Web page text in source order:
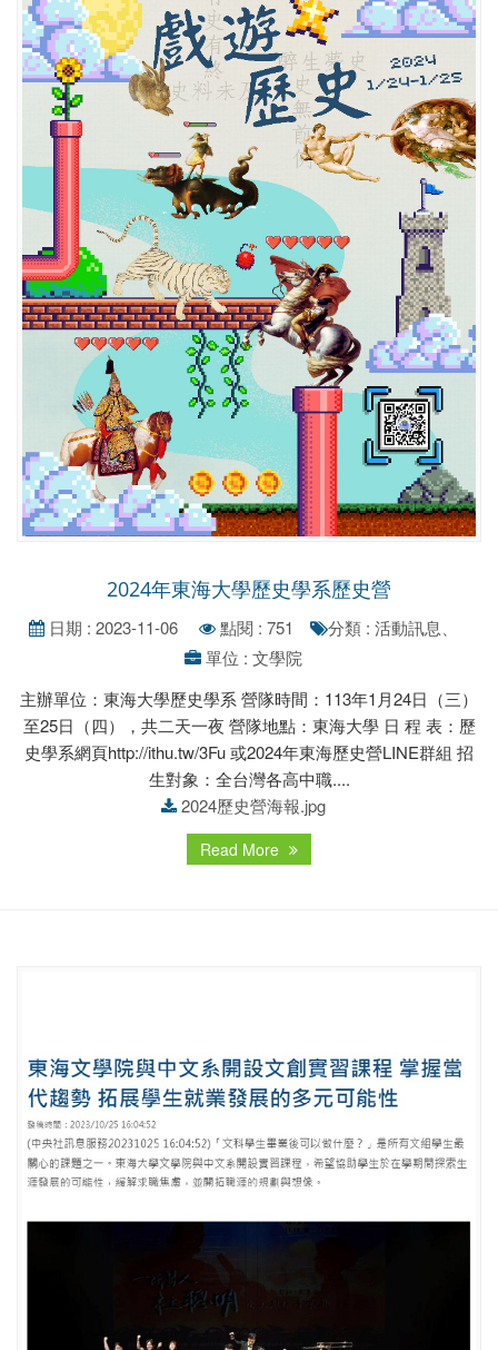
2024年東海大學歷史學系歷史營
日期 : 2023-11-06 點閱 : 751
分類 : 活動訊息、
單位 : 文學院
主辦單位：東海大學歷史學系 營隊時間：113年1月24日（三）
至25日（四），共二天一夜 營隊地點：東海大學 日 程 表：歷
史學系網頁http://ithu.tw/3Fu 或2024年東海歷史營LINE群組 招
生對象：全台灣各高中職....
2024歷史營海報.jpg
Read More